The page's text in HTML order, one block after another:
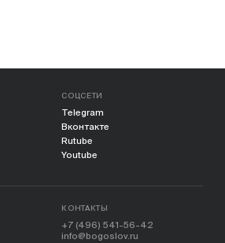
СОЦСЕТИ
Telegram
Вконтакте
Rutube
Youtube
КОНТАКТЫ
+7 (496) 541-56-42
info@bogoslov.ru